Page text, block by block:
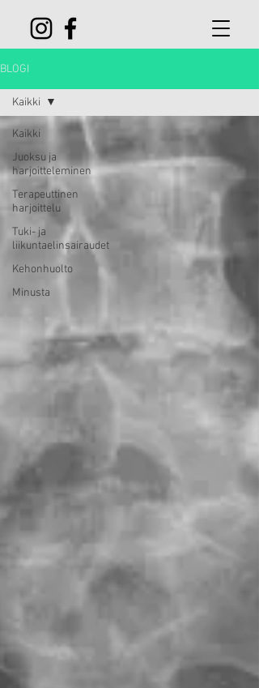
BLOGI
Kaikki
Juoksu ja
harjoitteleminen
Terapeuttinen
harjoittelu
Tuki- ja
liikuntaelinsairaudet
Kehonhuolto
Minusta
Kaikki